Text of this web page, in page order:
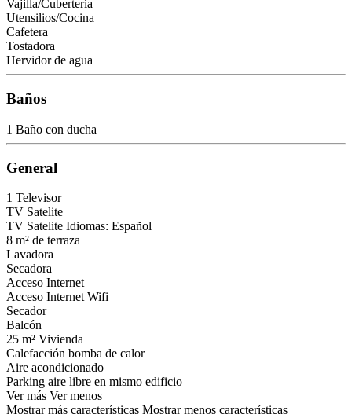
Vajilla/Cubertería
Utensilios/Cocina
Cafetera
Tostadora
Hervidor de agua
Baños
1 Baño con ducha
General
1 Televisor
TV Satelite
TV Satelite Idiomas: Español
8 m² de terraza
Lavadora
Secadora
Acceso Internet
Acceso Internet Wifi
Secador
Balcón
25 m² Vivienda
Calefacción bomba de calor
Aire acondicionado
Parking aire libre en mismo edificio
Ver más Ver menos
Mostrar más características Mostrar menos características